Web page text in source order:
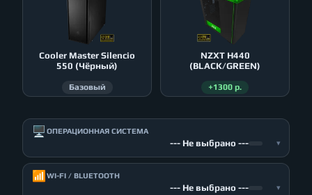
Cooler Master Silencio
550 (Чёрный)
Базовый
NZXT H440
(BLACK/GREEN)
+1300 р.
🖥️ ОПЕРАЦИОННАЯ СИСТЕМА
--- Не выбрано --- ▾
📶 WI-FI / BLUETOOTH
--- Не выбрано --- ▾